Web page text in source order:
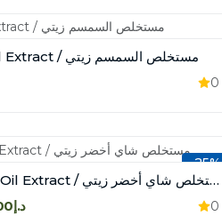
Sesame Oil Extract / مستخلص السمسم زيتي
0
-25%
Green Tea Oil Extract / مستخلص شاي أخضر زيتي
0 د.إ45.00